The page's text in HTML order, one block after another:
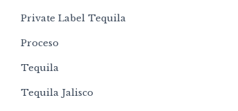
Private Label Tequila
Proceso
Tequila
Tequila Jalisco